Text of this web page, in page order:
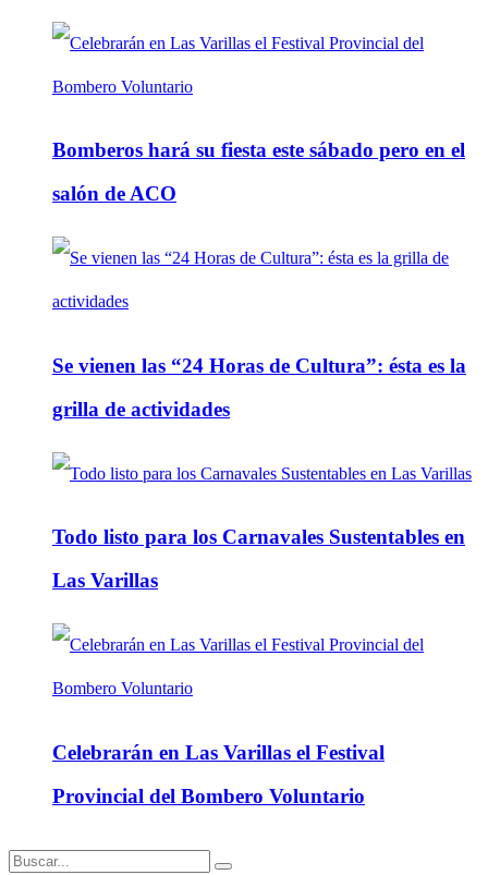
Bomberos hará su fiesta este sábado pero en el
salón de ACO
Se vienen las “24 Horas de Cultura”: ésta es la
grilla de actividades
Todo listo para los Carnavales Sustentables en
Las Varillas
Celebrarán en Las Varillas el Festival
Provincial del Bombero Voluntario